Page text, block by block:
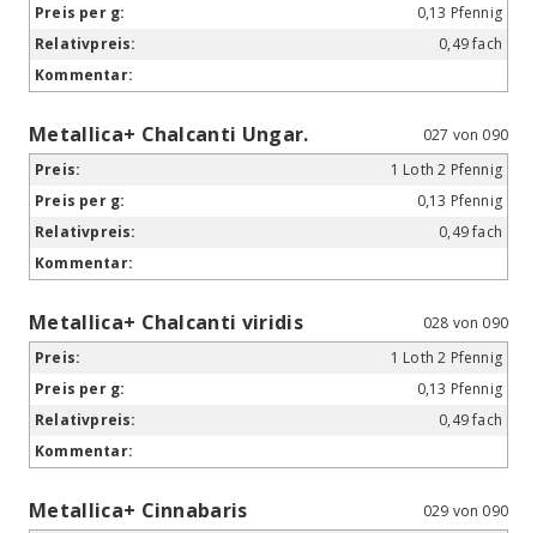
0,13 Pfennig
0,49 fach
Metallica+ Chalcanti Ungar.
027 von 090
1 Loth 2 Pfennig
0,13 Pfennig
0,49 fach
Metallica+ Chalcanti viridis
028 von 090
1 Loth 2 Pfennig
0,13 Pfennig
0,49 fach
Metallica+ Cinnabaris
029 von 090